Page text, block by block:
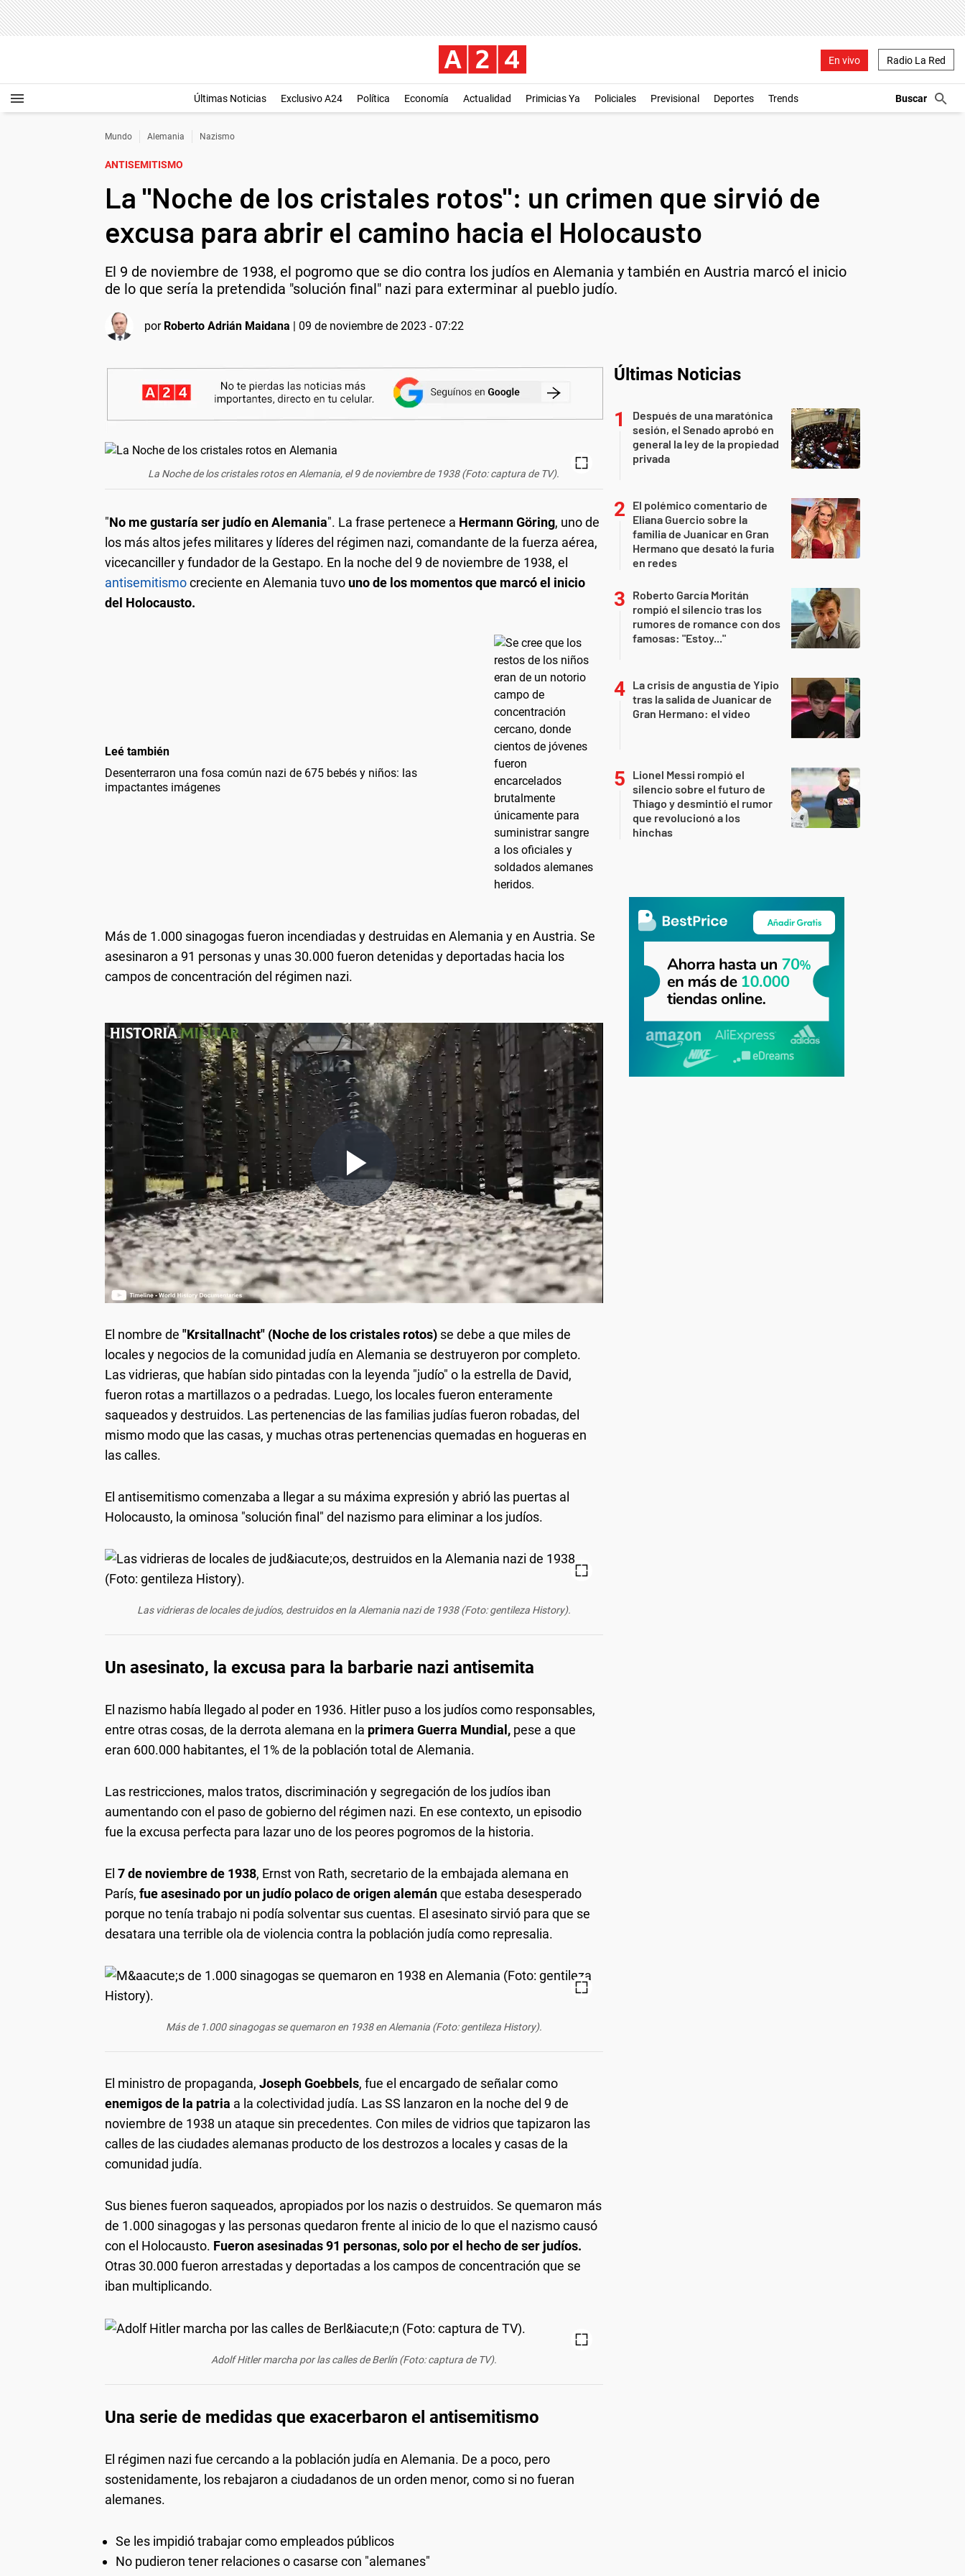
En vivo Radio La Red
Últimas Noticias Exclusivo A24 Política Economía Actualidad Primicias Ya Policiales Previsional Deportes Trends
Mundo Alemania Nazismo
ANTISEMITISMO
La "Noche de los cristales rotos": un crimen que sirvió de
excusa para abrir el camino hacia el Holocausto
El 9 de noviembre de 1938, el pogromo que se dio contra los judíos en Alemania y también en Austria marcó el inicio
de lo que sería la pretendida "solución final" nazi para exterminar al pueblo judío.
por Roberto Adrián Maidana | 09 de noviembre de 2023 - 07:22
La Noche de los cristales rotos en Alemania, el 9 de noviembre de 1938 (Foto: captura de TV).
"No me gustaría ser judío en Alemania". La frase pertenece a Hermann Göring, uno de
los más altos jefes militares y líderes del régimen nazi, comandante de la fuerza aérea,
vicecanciller y fundador de la Gestapo. En la noche del 9 de noviembre de 1938, el
antisemitismocreciente en Alemania tuvo uno de los momentos que marcó el inicio
del Holocausto.
Leé también
Desenterraron una fosa común nazi de 675 bebés y niños: las
impactantes imágenes
Más de 1.000 sinagogas fueron incendiadas y destruidas en Alemania y en Austria. Se
asesinaron a 91 personas y unas 30.000 fueron detenidas y deportadas hacia los
campos de concentración del régimen nazi.
El nombre de "Krsitallnacht" (Noche de los cristales rotos) se debe a que miles de
locales y negocios de la comunidad judía en Alemania se destruyeron por completo.
Las vidrieras, que habían sido pintadas con la leyenda "judío" o la estrella de David,
fueron rotas a martillazos o a pedradas. Luego, los locales fueron enteramente
saqueados y destruidos. Las pertenencias de las familias judías fueron robadas, del
mismo modo que las casas, y muchas otras pertenencias quemadas en hogueras en
las calles.
El antisemitismo comenzaba a llegar a su máxima expresión y abrió las puertas al
Holocausto, la ominosa "solución final" del nazismo para eliminar a los judíos.
Las vidrieras de locales de judíos, destruidos en la Alemania nazi de 1938 (Foto: gentileza History).
Un asesinato, la excusa para la barbarie nazi antisemita
El nazismo había llegado al poder en 1936. Hitler puso a los judíos como responsables,
entre otras cosas, de la derrota alemana en la primera Guerra Mundial, pese a que
eran 600.000 habitantes, el 1% de la población total de Alemania.
Las restricciones, malos tratos, discriminación y segregación de los judíos iban
aumentando con el paso de gobierno del régimen nazi. En ese contexto, un episodio
fue la excusa perfecta para lazar uno de los peores pogromos de la historia.
El 7 de noviembre de 1938, Ernst von Rath, secretario de la embajada alemana en
París, fue asesinado por un judío polaco de origen alemánque estaba desesperado
porque no tenía trabajo ni podía solventar sus cuentas. El asesinato sirvió para que se
desatara una terrible ola de violencia contra la población judía como represalia.
Más de 1.000 sinagogas se quemaron en 1938 en Alemania (Foto: gentileza History).
El ministro de propaganda, Joseph Goebbels, fue el encargado de señalar como
enemigos de la patria a la colectividad judía. Las SS lanzaron en la noche del 9 de
noviembre de 1938 un ataque sin precedentes. Con miles de vidrios que tapizaron las
calles de las ciudades alemanas producto de los destrozos a locales y casas de la
comunidad judía.
Sus bienes fueron saqueados, apropiados por los nazis o destruidos. Se quemaron más
de 1.000 sinagogas y las personas quedaron frente al inicio de lo que el nazismo causó
con el Holocausto. Fueron asesinadas 91 personas, solo por el hecho de ser judíos.
Otras 30.000 fueron arrestadas y deportadas a los campos de concentración que se
iban multiplicando.
Adolf Hitler marcha por las calles de Berlín (Foto: captura de TV).
Una serie de medidas que exacerbaron el antisemitismo
El régimen nazi fue cercando a la población judía en Alemania. De a poco, pero
sostenidamente, los rebajaron a ciudadanos de un orden menor, como si no fueran
alemanes.
Se les impidió trabajar como empleados públicos
No pudieron tener relaciones o casarse con "alemanes"
Últimas Noticias
Después de una maratónica
sesión, el Senado aprobó en
general la ley de la propiedad
privada
El polémico comentario de
Eliana Guercio sobre la
familia de Juanicar en Gran
Hermano que desató la furia
en redes
Roberto García Moritán
rompió el silencio tras los
rumores de romance con dos
famosas: "Estoy..."
La crisis de angustia de Yipio
tras la salida de Juanicar de
Gran Hermano: el video
Lionel Messi rompió el
silencio sobre el futuro de
Thiago y desmintió el rumor
que revolucionó a los
hinchas